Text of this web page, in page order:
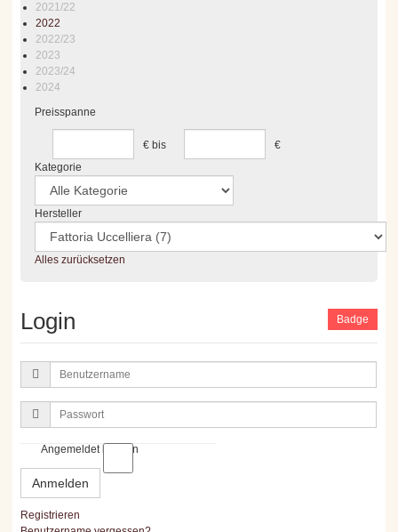
2021/22
2022
2022/23
2023
2023/24
2024
Preisspanne
€ bis
€
Kategorie
Hersteller
Alles zurücksetzen
Login
Benutzername
Passwort
Angemeldet bleiben
Anmelden
Registrieren
Badge